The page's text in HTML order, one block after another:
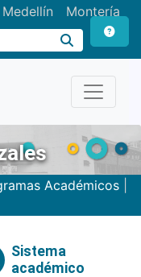
Medellín Montería
Académicos|
Sistema
académico